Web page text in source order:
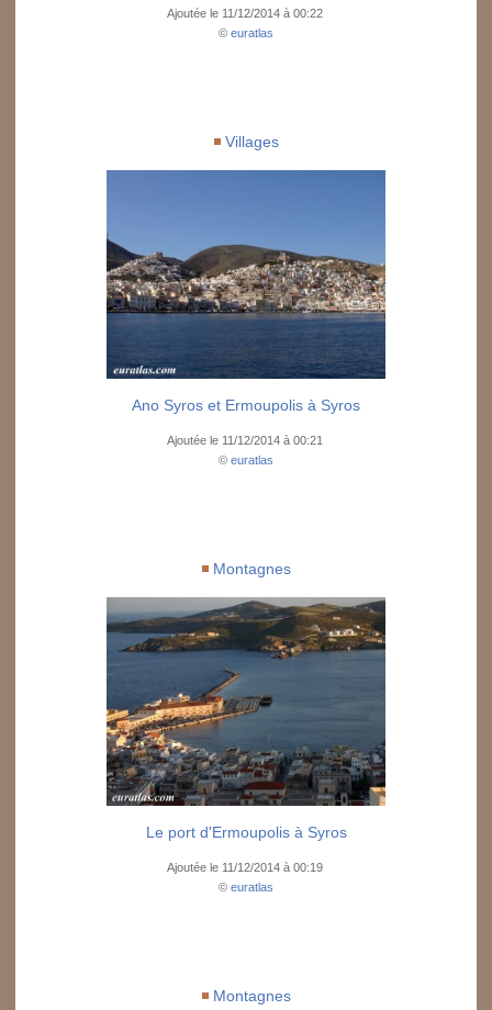
Ajoutée le 11/12/2014 à 00:22
© euratlas
Villages
Ano Syros et Ermoupolis à Syros
Ajoutée le 11/12/2014 à 00:21
© euratlas
Montagnes
Le port d'Ermoupolis à Syros
Ajoutée le 11/12/2014 à 00:19
© euratlas
Montagnes